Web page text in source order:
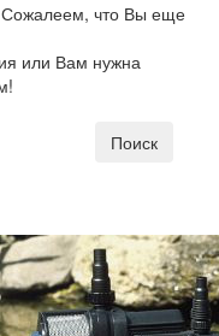
Сожалеем, что Вы еще
или Вам нужна
Поиск